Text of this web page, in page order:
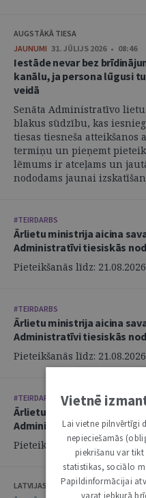
AUGSTĀKĀ TIESA
JAUNUMI 31. JŪLIJS 2026 • 08:46
Iestāde nevar bez
kanālu, ja persona lūgusi
veidā
Senāta Administratīvo
blakus sūdzību, kas
tiesas tiesneša atteikšanos
termiņu un pieņemt
lēmums ir atceļams un
nododams jaunai
#TEIRDARBS
Ārlietu ministrija aicina
Administratīvi tiesiskās
Pieteikšanās līdz:
#TEIRDARBS
Ārlietu ministrija aicina
Administratīvi tiesiskās
Pieteikšanās līdz:
#TEIRDARBS
Ārlietu ministrija aicina
Administratīvi tiesiskās
Pieteikšanās līdz:
LATVIJAS ZVĒRINĀTU ADVOKĀTU
Vietnē
Lai vietne pilnvērtīgi
nepieciešamās
piekrišanu var
statistikas, sociālo
Papildinformācijai
varat jebkurā